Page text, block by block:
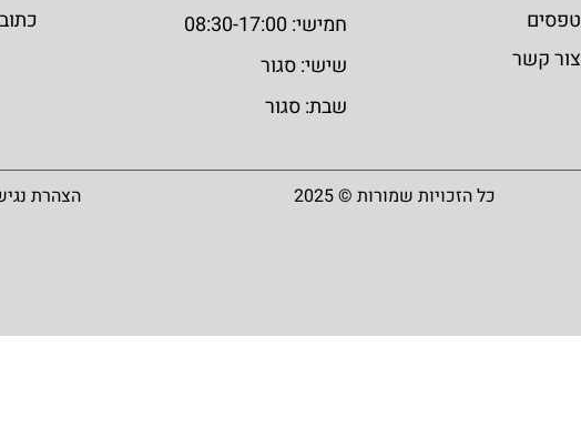
טפסים
צור קשר
חמישי: 08:30-17:00
שישי: סגור
שבת: סגור
כל הזכויות שמורות © 2025 הצהרת